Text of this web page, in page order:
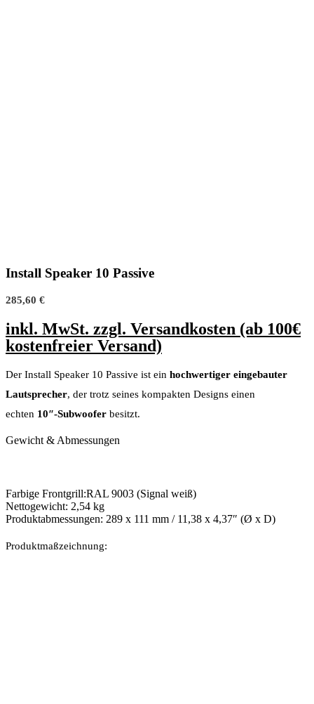
Install Speaker 10 Passive
285,60 €
inkl. MwSt. zzgl. Versandkosten (ab 100€
kostenfreier Versand)
Der Install Speaker 10 Passive ist ein hochwertiger eingebauter
Lautsprecher, der trotz seines kompakten Designs einen
echten 10″-Subwoofer besitzt.
Gewicht & Abmessungen
Farbige Frontgrill:RAL 9003 (Signal weiß)
Nettogewicht: 2,54 kg
Produktabmessungen: 289 x 111 mm / 11,38 x 4,37″ (Ø x D)
Produktmaßzeichnung: